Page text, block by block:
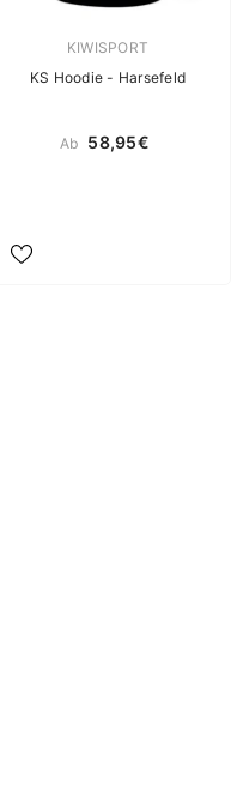
Verkäuferin:
KIWISPORT
KS Hoodie - Harsefeld
Ab 58,95€